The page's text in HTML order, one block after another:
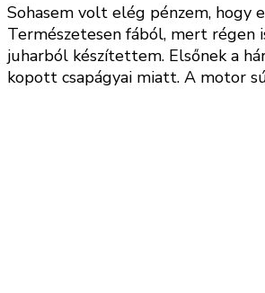
Sohasem volt elég pénzem, hogy
Természetesen fából, mert
juharból készítettem. Elsőnek a
kopott csapágyai miatt. A motor